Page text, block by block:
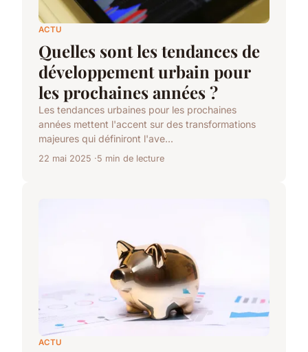
ACTU
Quelles sont les tendances de
développement urbain pour
les prochaines années ?
Les tendances urbaines pour les prochaines
années mettent l'accent sur des transformations
majeures qui définiront l'ave...
22 mai 2025 5 min de lecture
ACTU